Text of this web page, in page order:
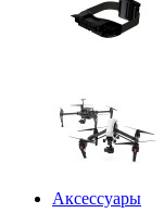
Аксессуары